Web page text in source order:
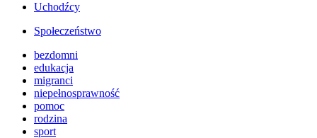
Uchodźcy
Społeczeństwo
bezdomni
edukacja
migranci
niepełnosprawność
pomoc
rodzina
sport